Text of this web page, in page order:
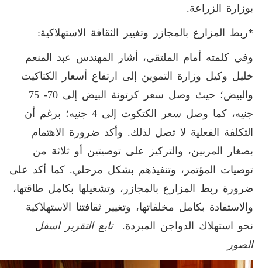
بوزارة الزراعة.
*ربط المزارع بالمجازر وتغيير الثقافة الاستهلاكية:
وفي كلمته أمام الملتقى، أشار المهندس عبد المنعم
خليل وكيل وزارة التموين إلى ارتفاع أسعار الكتاكيت
والبيض؛ حيث وصل سعر كرتونة البيض إلى 70
-
75
جنيه، كما وصل سعر الكتكوت إلى 4 جنيه؛ برغم أن
التكلفة الفعلية لا تصل لذلك. وأكد ضرورة الاهتمام
بصغار المربين، والتركيز على توصيتين أو ثلاثة من
توصيات المؤتمر، وتنفيذهم بشكل مرحلي. كما أكد على
ضرورة ربط المزارع بالمجازر، وتشغيلها بكامل طاقتها،
والاستفادة بكامل مخلفاتها، وتغيير ثقافتنا الاستهلاكية
نحو استهلاك الدواجن المبردة.تابع التقرير اسفل
الصور